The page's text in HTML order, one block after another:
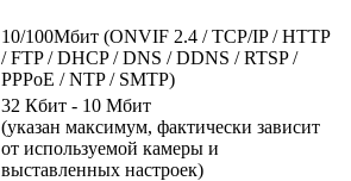
10/100Мбит (ONVIF 2.4 / TCP/IP / HTTP
/ FTP / DHCP / DNS / DDNS / RTSP /
PPPoE / NTP / SMTP)
32 Кбит - 10 Мбит
(указан максимум, фактически зависит
от используемой камеры и
выставленных настроек)